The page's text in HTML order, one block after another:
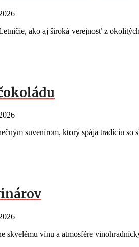
ako aj široká verejnosť z
suvenírom, ktorý spája tradíciu so
skvelému vínu a atmosfére